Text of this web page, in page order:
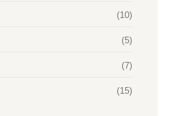
(10)
(5)
(7)
(15)